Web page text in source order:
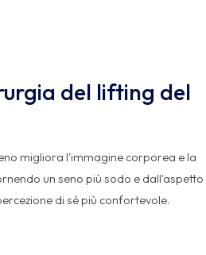
del lifting del
migliora l'immagine corporea e la
un seno più sodo e dall'aspetto
di sé più confortevole.